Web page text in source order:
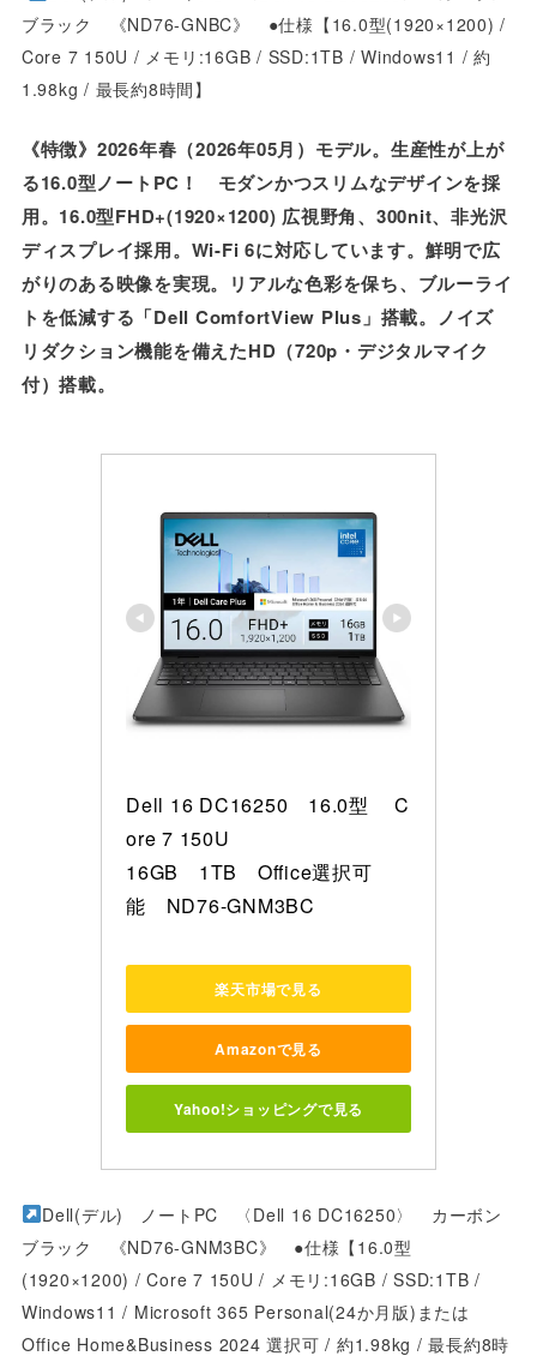
ブラック 《ND76-GNBC》 ●仕様【16.0型(1920×1200) /
Core 7 150U / メモリ:16GB / SSD:1TB / Windows11 / 約
1.98kg / 最長約8時間】
《特徴》2026年春（2026年05月）モデル。生産性が上が
る16.0型ノートPC！ モダンかつスリムなデザインを採
用。16.0型FHD+(1920×1200) 広視野角、300nit、非光沢
ディスプレイ採用。Wi-Fi 6に対応しています。鮮明で広
がりのある映像を実現。リアルな色彩を保ち、ブルーライ
トを低減する「Dell ComfortView Plus」搭載。ノイズ
リダクション機能を備えたHD（720p・デジタルマイク
付）搭載。
Dell 16 DC16250　16.0型 　C
ore 7 150U
16GB　1TB　Office選択可
能　ND76-GNM3BC
楽天市場で見る
Amazonで見る
Yahoo!ショッピングで見る
Dell(デル) ノートPC 〈Dell 16 DC16250〉 カーボン
ブラック 《ND76-GNM3BC》 ●仕様【16.0型
(1920×1200) / Core 7 150U / メモリ:16GB / SSD:1TB /
Windows11 / Microsoft 365 Personal(24か月版)または
Office Home&Business 2024 選択可 / 約1.98kg / 最長約8時